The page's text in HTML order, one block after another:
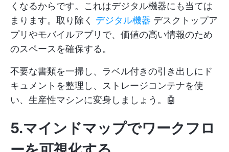
くなるからです。これはデジタル機器にも当ては
まります。取り除く デジタル機器 デスクトップア
プリやモバイルアプリで、価値の高い情報のため
のスペースを確保する。
不要な書類を一掃し、ラベル付きの引き出しにド
キュメントを整理し、ストレージコンテナを使
い、生産性マシンに変身しましょう。🤖
5.マインドマップでワークフロ